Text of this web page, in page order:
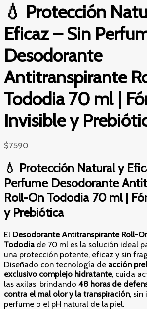
💧 Protección
Eficaz – Sin
Desodorante
Antitranspirante
Tododia 70 ml |
Invisible y
$7.590
💧 Protección Natural y
Perfume Desodorante
Roll-On Tododia 70 ml |
y Prebiótica
El Desodorante Antitranspirante Roll-
Tododia de 70 ml es la solución ideal
una protección potente, eficaz y sin
Diseñado con tecnología de acción
exclusivo complejo hidratante, cuida
las axilas, brindando 48 horas de
contra el mal olor y la transpiración, sin
perfume o el pH natural de la piel.